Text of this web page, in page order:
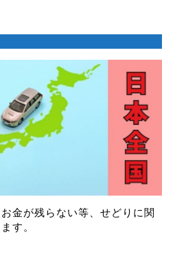
金が残らない等、せどりに関
す。